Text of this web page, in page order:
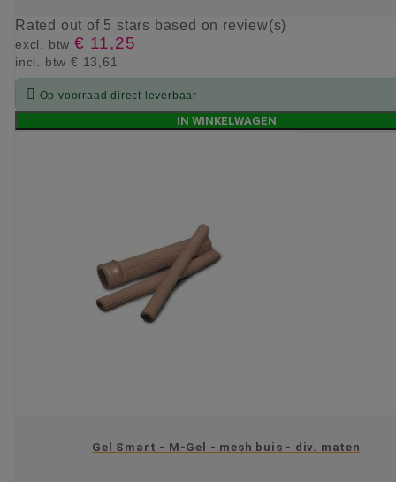
Rated out of 5 stars based on review(s)
excl. btw € 11,25
incl. btw € 13,61
 Op voorraad direct leverbaar
IN WINKELWAGEN
Gel Smart - M-Gel - mesh buis - div. maten